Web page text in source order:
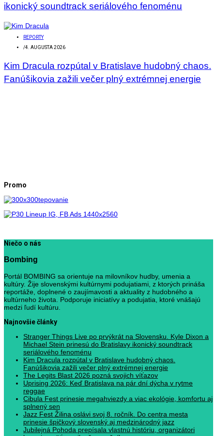
ikonický soundtrack seriálového fenoménu
REPORTY
/4. AUGUSTA 2026
Kim Dracula rozpútal v Bratislave hudobný chaos.
Fanúšikovia zažili večer plný extrémnej energie
Promo
Niečo o nás
Bombing
Portál BOMBING sa orientuje na milovníkov hudby, umenia a
kultúry. Žije slovenskými kultúrnymi podujatiami, z ktorých prináša
reportáže, doplnené o zaujímavosti a aktuality z hudobného a
kultúrneho života. Podporuje iniciatívy a podujatia, ktoré vnášajú
medzi ľudí kultúru.
Najnovšie články
Stranger Things Live po prvýkrát na Slovensku. Kyle Dixon a
Michael Stein prinesú do Bratislavy ikonický soundtrack
seriálového fenoménu
Kim Dracula rozpútal v Bratislave hudobný chaos.
Fanúšikovia zažili večer plný extrémnej energie
The Legits Blast 2026 pozná svojich víťazov
Uprising 2026: Keď Bratislava na pár dní dýcha v rytme
reggae
Cibula Fest prinesie megahviezdy a viac ekológie, komfortu aj
splnený sen
Jazz Fest Žilina oslávi svoj 8. ročník. Do centra mesta
prinesie špičkový slovenský aj medzinárodný jazz
Jubilejná Pohoda prepísala vlastnú históriu, organizátori